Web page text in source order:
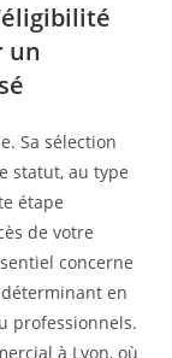
un
Sa sélection
statut, au type
étape
de votre
concerne
en
professionnels.
à Lyon, où